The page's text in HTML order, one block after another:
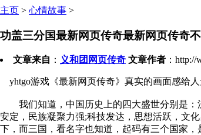
主页 > 心情故事 >
功盖三分国最新网页传奇最新网页传奇
文章来自 ： 义和团网页传奇 文章作者 ：
yhtgo游戏《最新网页传奇》真实的画面感给
我们知道，中国历史上的四大盛世分别是：
安定，民族凝聚力强;科技发达，思想活跃，文
下，而三国，看名字也知道，起码有三个国家